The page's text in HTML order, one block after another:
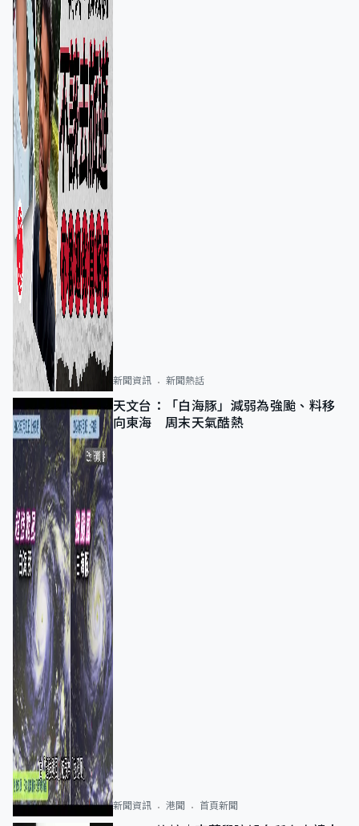
新聞資訊 新聞熱話
天文台：「白海豚」減弱為強颱、料移
向東海 周末天氣酷熱
新聞資訊 港聞 首頁新聞